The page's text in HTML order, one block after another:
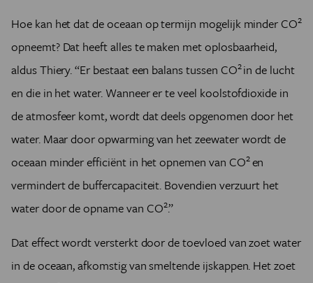
Hoe kan het dat de oceaan op termijn mogelijk minder CO2
opneemt? Dat heeft alles te maken met oplosbaarheid,
aldus Thiery. “Er bestaat een balans tussen CO2in de lucht
en die in het water. Wanneer er te veel koolstofdioxide in
de atmosfeer komt, wordt dat deels opgenomen door het
water. Maar door opwarming van het zeewater wordt de
oceaan minder efficiënt in het opnemen van CO2en
vermindert de buffercapaciteit. Bovendien verzuurt het
water door de opname van CO2.”
Dat effect wordt versterkt door de toevloed van zoet water
in de oceaan, afkomstig van smeltende ijskappen. Het zoet